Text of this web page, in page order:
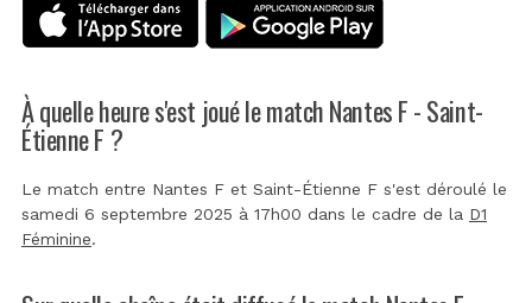
À quelle heure s'est joué le match Nantes F - Saint-
Étienne F ?
Le match entre Nantes F et Saint-Étienne F s'est déroulé le
samedi 6 septembre 2025 à 17h00 dans le cadre de la D1
Féminine.